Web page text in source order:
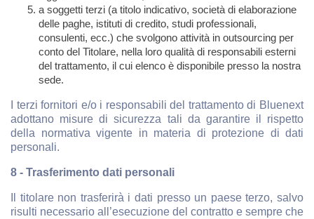
a soggetti terzi (a titolo indicativo, società di elaborazione
delle paghe, istituti di credito, studi professionali,
consulenti, ecc.) che svolgono attività in outsourcing per
conto del Titolare, nella loro qualità di responsabili esterni
del trattamento, il cui elenco è disponibile presso la nostra
sede.
I terzi fornitori e/o i responsabili del trattamento di Bluenext
adottano misure di sicurezza tali da garantire il rispetto
della normativa vigente in materia di protezione di dati
personali.
8 - Trasferimento dati personali
Il titolare non trasferirà i dati presso un paese terzo, salvo
risulti necessario all’esecuzione del contratto e sempre che